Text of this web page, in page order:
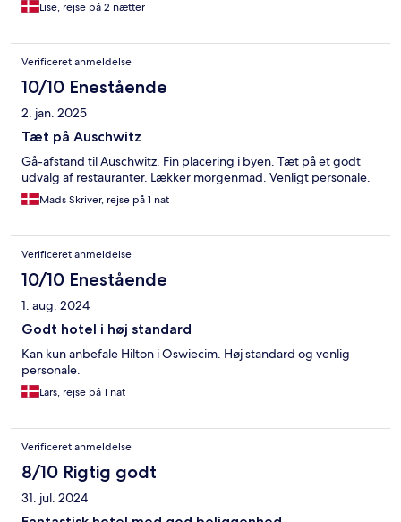
Lise, rejse på 2 nætter
Verificeret anmeldelse
10/10 Enestående
2. jan. 2025
Tæt på Auschwitz
Gå-afstand til Auschwitz. Fin placering i byen. Tæt på et godt
udvalg af restauranter. Lækker morgenmad. Venligt personale.
Mads Skriver, rejse på 1 nat
Verificeret anmeldelse
10/10 Enestående
1. aug. 2024
Godt hotel i høj standard
Kan kun anbefale Hilton i Oswiecim. Høj standard og venlig
personale.
Lars, rejse på 1 nat
Verificeret anmeldelse
8/10 Rigtig godt
31. jul. 2024